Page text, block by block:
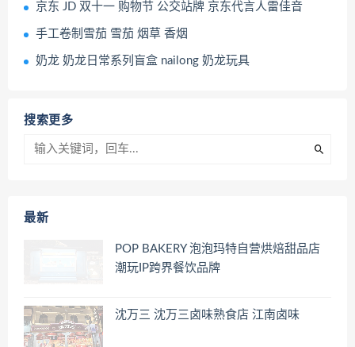
京东 JD 双十一 购物节 公交站牌 京东代言人雷佳音
手工卷制雪茄 雪茄 烟草 香烟
奶龙 奶龙日常系列盲盒 nailong 奶龙玩具
搜索更多
最新
POP BAKERY 泡泡玛特自营烘焙甜品店
潮玩IP跨界餐饮品牌
沈万三 沈万三卤味熟食店 江南卤味